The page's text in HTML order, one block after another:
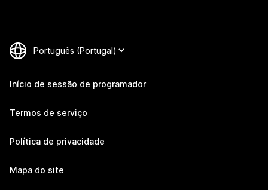
Início de sessão de programador
Termos de serviço
Política de privacidade
Mapa do site